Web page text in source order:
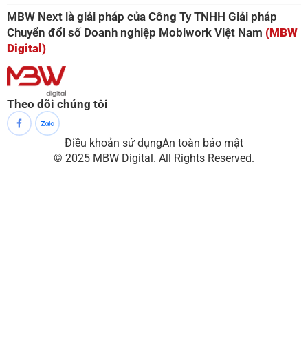
MBW Next là giải pháp của Công Ty TNHH Giải pháp
Chuyển đổi số Doanh nghiệp Mobiwork Việt Nam (MBW
Digital)
Theo dõi chúng tôi
© 2025 MBW Digital. All Rights Reserved.
Điều khoản sử dụngAn toàn bảo mật